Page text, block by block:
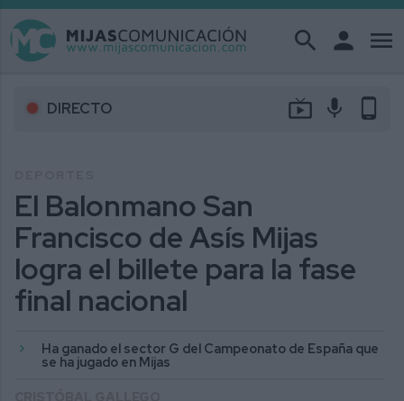
search person menu
DIRECTO live_tv mic phone_android
El Balonmano San
Francisco de Asís Mijas
logra el billete para la fase
final nacional
Ha ganado el sector G del Campeonato de España que
se ha jugado en Mijas